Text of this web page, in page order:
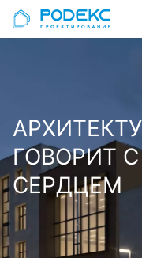
ГОВОРИТ
СЕРДЦЕМ